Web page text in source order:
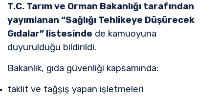
T.C. Tarım ve Orman Bakanlığı tarafından
yayımlanan “Sağlığı Tehlikeye Düşürecek
Gıdalar” listesinde de kamuoyuna
duyurulduğu bildirildi.
Bakanlık, gıda güvenliği kapsamında:
taklit ve tağşiş yapan işletmeleri